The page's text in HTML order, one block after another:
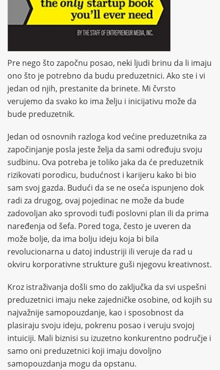
Pre nego što započnu posao, neki ljudi brinu da li imaju
ono što je potrebno da budu preduzetnici. Ako ste i vi
jedan od njih, prestanite da brinete. Mi čvrsto
verujemo da svako ko ima želju i inicijativu može da
bude preduzetnik.
Jedan od osnovnih razloga kod većine preduzetnika za
započinjanje posla jeste želja da sami određuju svoju
sudbinu. Ova potreba je toliko jaka da će preduzetnik
rizikovati porodicu, budućnost i karijeru kako bi bio
sam svoj gazda. Budući da se ne oseća ispunjeno dok
radi za drugog, ovaj pojedinac ne može da bude
zadovoljan ako sprovodi tuđi poslovni plan ili da prima
naređenja od šefa. Pored toga, često je uveren da
može bolje, da ima bolju ideju koja bi bila
revolucionarna u datoj industriji ili veruje da rad u
okviru korporativne strukture guši njegovu kreativnost.
Kroz istraživanja došli smo do zaključka da svi uspešni
preduzetnici imaju neke zajedničke osobine, od kojih su
najvažnije samopouzdanje, kao i sposobnost da
plasiraju svoju ideju, pokrenu posao i veruju svojoj
intuiciji. Mali biznisi su izuzetno konkurentno područje i
samo oni preduzetnici koji imaju dovoljno
samopouzdanja mogu da opstanu.